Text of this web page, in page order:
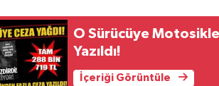
O Sürücüye
Yazıldı!
İçeriği Görüntüle